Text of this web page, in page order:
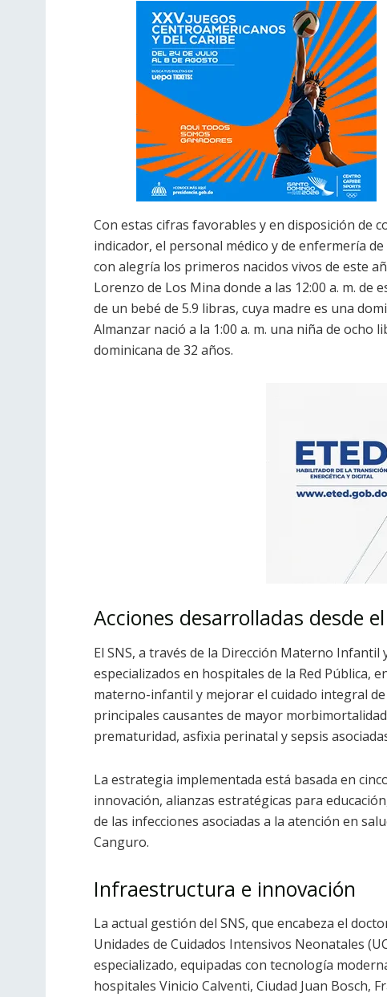
Con estas cifras favorables y en disposición de
indicador, el personal médico y de enfermería
con alegría los primeros nacidos vivos de este
Lorenzo de Los Mina donde a las 12:00 a. m.
de un bebé de 5.9 libras, cuya madre es una
Almanzar nació a la 1:00 a. m. una niña de ocho
dominicana de 32 años.
Acciones desarrolladas desde el
El SNS, a través de la Dirección Materno
especializados en hospitales de la Red Pública,
materno-infantil y mejorar el cuidado integral
principales causantes de mayor
prematuridad, asfixia perinatal y sepsis
La estrategia implementada está basada en
innovación, alianzas estratégicas para
de las infecciones asociadas a la atención en
Canguro.
Infraestructura e innovación
La actual gestión del SNS, que encabeza el
Unidades de Cuidados Intensivos Neonatales
especializado, equipadas con tecnología
hospitales Vinicio Calventi, Ciudad Juan Bosch,